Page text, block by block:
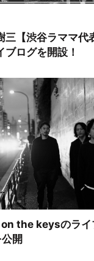
三【渋谷ラママ代
ブログを開設！
the keysのライ
開